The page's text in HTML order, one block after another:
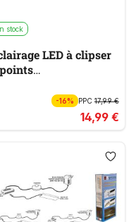
stock
LED à clipser
-16% PPC17,99 €
14,99 €